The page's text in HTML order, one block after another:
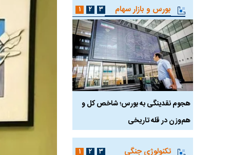
بورس و بازار سهام
هجوم نقدینگی به بورس؛ شاخص کل و
هم‌وزن در قله تاریخی
۱ ۲ ۳
تکنولوژی جنگی ۱ ۲ ۳